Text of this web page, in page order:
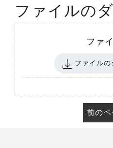
ファイルの
ファ
ファイルの
前のペ